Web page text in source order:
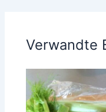
Verwandte